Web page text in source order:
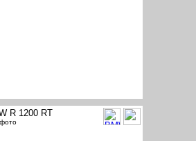
R 1200 RT